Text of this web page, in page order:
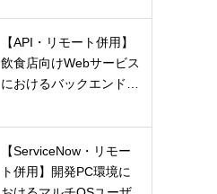
【API・リモート併用】
飲食店向けWebサービス
におけるバックエンド…
【ServiceNow・リモー
ト併用】開発PC環境に